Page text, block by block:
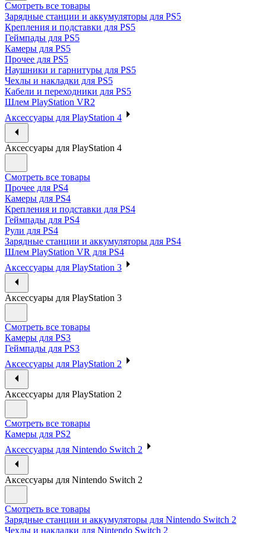
Смотреть все товары
Зарядные станции и аккумуляторы для PS5
Крепления и подставки для PS5
Геймпады для PS5
Камеры для PS5
Прочее для PS5
Наушники и гарнитуры для PS5
Чехлы и накладки для PS5
Кабели и переходники для PS5
Шлем PlayStation VR2
Аксессуары для PlayStation 4
Аксессуары для PlayStation 4
Смотреть все товары
Прочее для PS4
Камеры для PS4
Крепления и подставки для PS4
Геймпады для PS4
Рули для PS4
Зарядные станции и аккумуляторы для PS4
Шлем PlayStation VR для PS4
Аксессуары для PlayStation 3
Аксессуары для PlayStation 3
Смотреть все товары
Камеры для PS3
Геймпады для PS3
Аксессуары для PlayStation 2
Аксессуары для PlayStation 2
Смотреть все товары
Камеры для PS2
Аксессуары для Nintendo Switch 2
Аксессуары для Nintendo Switch 2
Смотреть все товары
Зарядные станции и аккумуляторы для Nintendo Switch 2
Чехлы и накладки для Nintendo Switch 2